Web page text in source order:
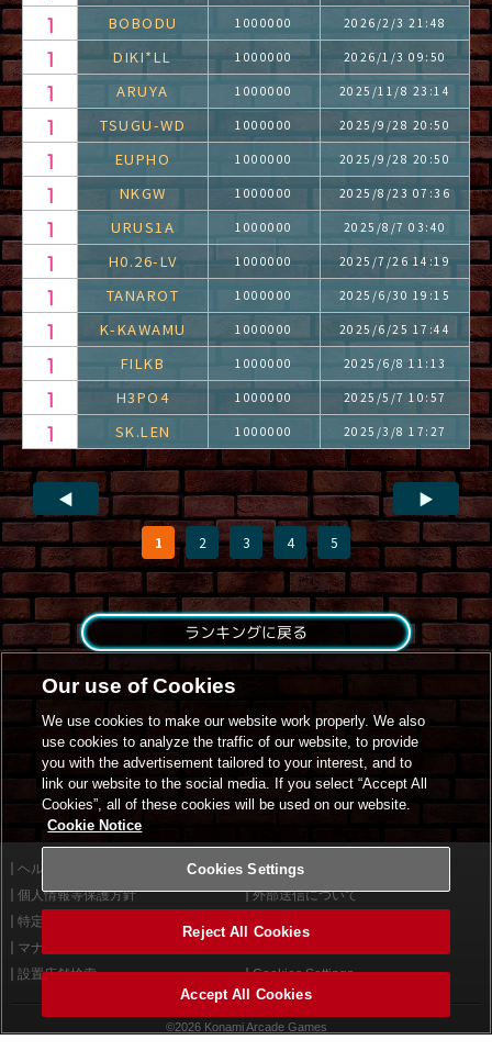
BOBODU 1000000 2026/2/3 21:48
DIKI*LL 1000000 2026/1/3 09:50
ARUYA 1000000 2025/11/8 23:14
TSUGU-WD 1000000 2025/9/28 20:50
EUPHO 1000000 2025/9/28 20:50
NKGW 1000000 2025/8/23 07:36
URUS1A 1000000 2025/8/7 03:40
H0.26-LV 1000000 2025/7/26 14:19
TANAROT 1000000 2025/6/30 19:15
K-KAWAMU 1000000 2025/6/25 17:44
FILKB 1000000 2025/6/8 11:13
H3PO4 1000000 2025/5/7 10:57
SK.LEN 1000000 2025/3/8 17:27
◀
1 2 3 4 5
▶
ランキングに戻る
ヘルプ
利用規約
個人情報等保護方針
外部送信について
特定商取引法に基づく表示
マナー＆ルール
設置店舗検索
Cookies Settings
©2026 Konami Arcade Games
Our use of Cookies
We use cookies to make our website work properly. We also
use cookies to analyze the traffic of our website, to provide
you with the advertisement tailored to your interest, and to
link our website to the social media. If you select “Accept All
Cookies”, all of these cookies will be used on our website.
Cookie Notice
Cookies Settings
Reject All Cookies
Accept All Cookies